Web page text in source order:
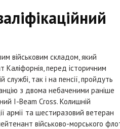
військовим складом, який
Каліфорнія, перед історичним
службі, так і на пенсії, пройдуть
з двома небаченими раніше
I-Beam Cross. Колишній
армії та шестиразовий ветеран
військово-морського